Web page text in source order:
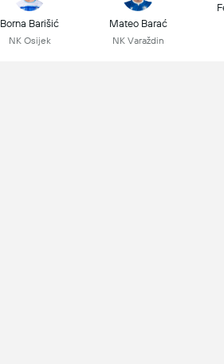
Borna Barišić
NK Osijek
Mateo Barać
NK Varaždin